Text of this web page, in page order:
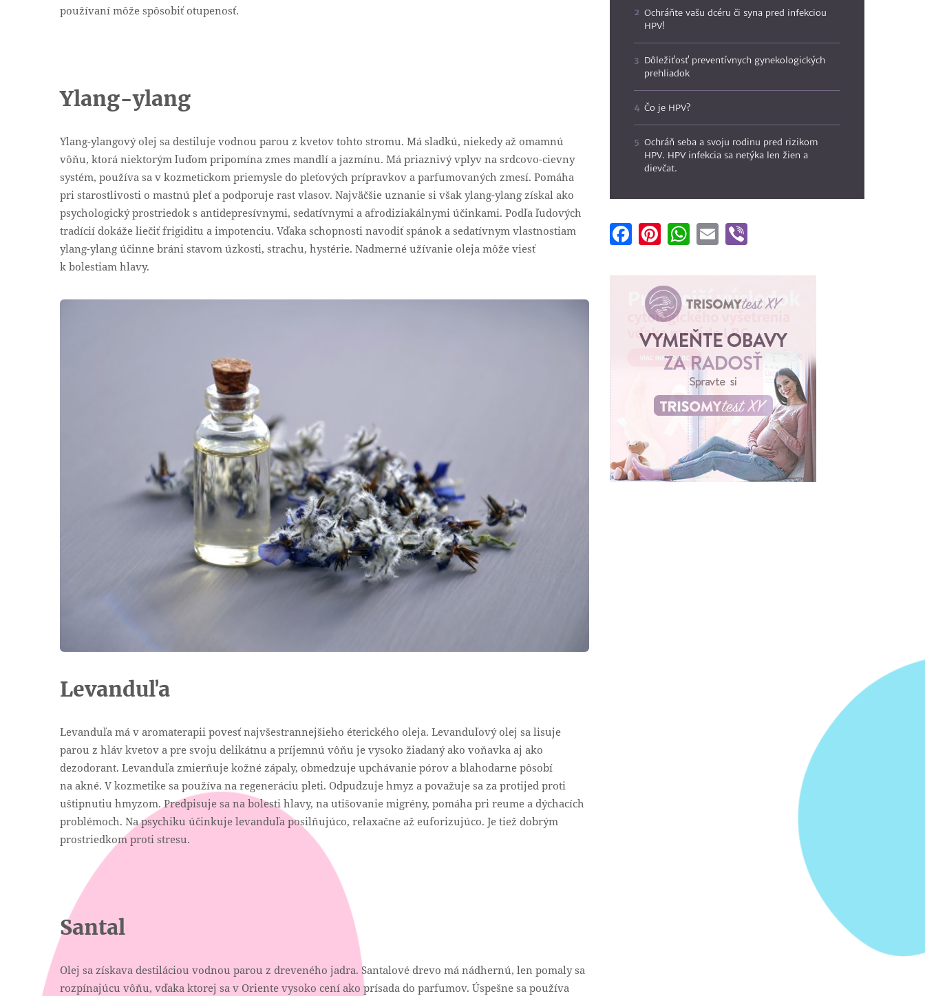
používaní môže spôsobiť otupenosť.
Ylang-ylang
Ylang-ylangový olej sa destiluje vodnou parou z kvetov tohto stromu. Má sladkú, niekedy až omamnú
vôňu, ktorá niektorým ľuďom pripomína zmes mandlí a jazmínu. Má priaznivý vplyv na srdcovo-cievny
systém, používa sa v kozmetickom priemysle do pleťových prípravkov a parfumovaných zmesí. Pomáha
pri starostlivosti o mastnú pleť a podporuje rast vlasov. Najväčšie uznanie si však ylang-ylang získal ako
psychologický prostriedok s antidepresívnymi, sedatívnymi a afrodiziakálnymi účinkami. Podľa ľudových
tradícií dokáže liečiť frigiditu a impotenciu. Vďaka schopnosti navodiť spánok a sedatívnym vlastnostiam
ylang-ylang účinne bráni stavom úzkosti, strachu, hystérie. Nadmerné užívanie oleja môže viesť
k bolestiam hlavy.
Levanduľa
Levanduľa má v aromaterapii povesť najvšestrannejšieho éterického oleja. Levanduľový olej sa lisuje
parou z hláv kvetov a pre svoju delikátnu a príjemnú vôňu je vysoko žiadaný ako voňavka aj ako
dezodorant. Levanduľa zmierňuje kožné zápaly, obmedzuje upchávanie pórov a blahodarne pôsobí
na akné. V kozmetike sa používa na regeneráciu pleti. Odpudzuje hmyz a považuje sa za protijed proti
uštipnutiu hmyzom. Predpisuje sa na bolesti hlavy, na utišovanie migrény, pomáha pri reume a dýchacích
problémoch. Na psychiku účinkuje levanduľa posilňujúco, relaxačne až euforizujúco. Je tiež dobrým
prostriedkom proti stresu.
Santal
Olej sa získava destiláciou vodnou parou z dreveného jadra. Santalové drevo má nádhernú, len pomaly sa
rozpínajúcu vôňu, vďaka ktorej sa v Oriente vysoko cení ako prísada do parfumov. Úspešne sa používa
Ochráňte vašu dcéru či syna pred infekciou
HPV!
Dôležiťosť preventívnych gynekologických
prehliadok
Čo je HPV?
Ochráň seba a svoju rodinu pred rizikom
HPV. HPV infekcia sa netýka len žien a
dievčat.
Facebook
Pinterest
WhatsApp
Email